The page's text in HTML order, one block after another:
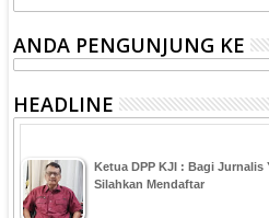
ANDA PENGUNJUNG KE
HEADLINE
Ketua DPP KJI : Bagi Jurnalis
Silahkan Mendaftar